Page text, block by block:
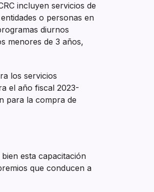
incluyen servicios de
o personas en
diurnos
menores de 3 años,
los servicios
el año fiscal 2023-
para la compra de
esta capacitación
que conducen a